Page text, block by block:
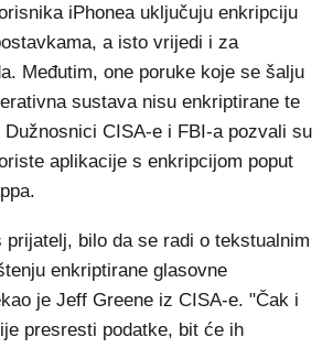
iPhonea uključuju enkripciju
a isto vrijedi i za
Međutim, one poruke koje se šalju
sustava nisu enkriptirane te
CISA-e i FBI-a pozvali su
aplikacije s enkripcijom poput
bilo da se radi o tekstualnim
enkriptirane glasovne
je Jeff Greene iz CISA-e. "Čak i
presresti podatke, bit će ih